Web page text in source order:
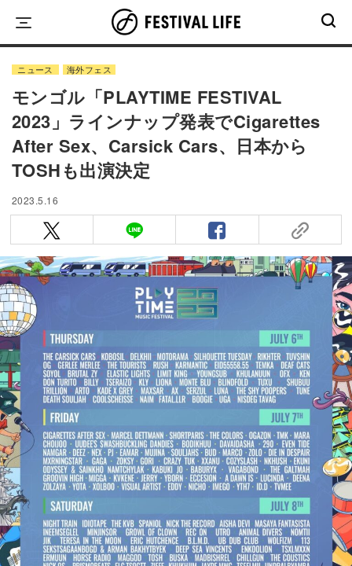
content
ニュース 海外フェス
モンゴル「PLAYTIME FESTIVAL
2023」ラインナップ発表でCigarettes
After Sex、Carsick Cars、日本から
TOSHも出演決定
2023.5.16